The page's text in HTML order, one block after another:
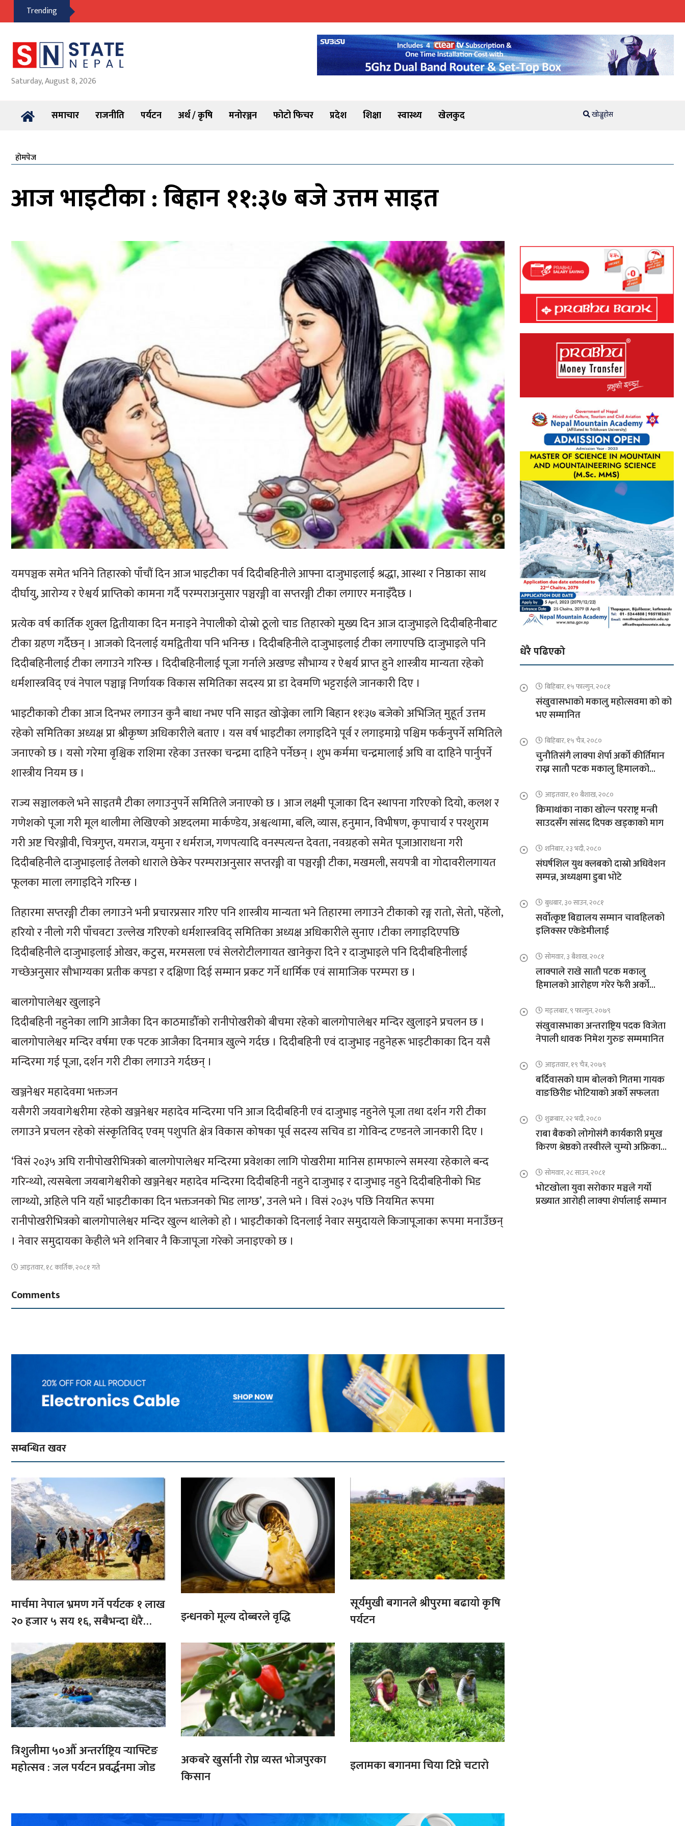
Trending
Saturday, August 8, 2026
समाचार राजनीति पर्यटन अर्थ / कृषि मनोरञ्जन फोटो फिचर प्रदेश शिक्षा स्वास्थ्य खेलकुद खोज्नुहोस
होमपेज
आज भाइटीका : बिहान ११:३७ बजे उत्तम साइत
यमपञ्चक समेत भनिने तिहारको पाँचौं दिन आज भाइटीका पर्व दिदीबहिनीले आफ्ना दाजुभाइलाई श्रद्धा, आस्था र निष्ठाका साथ
दीर्घायु, आरोग्य र ऐश्वर्य प्राप्तिको कामना गर्दै परम्पराअनुसार पञ्चरङ्गी वा सप्तरङ्गी टीका लगाएर मनाइँदैछ ।
प्रत्येक वर्ष कार्तिक शुक्ल द्वितीयाका दिन मनाइने नेपालीको दोस्रो ठूलो चाड तिहारको मुख्य दिन आज दाजुभाइले दिदीबहिनीबाट
टीका ग्रहण गर्दैछन् । आजको दिनलाई यमद्वितीया पनि भनिन्छ । दिदीबहिनीले दाजुभाइलाई टीका लगाएपछि दाजुभाइले पनि
दिदीबहिनीलाई टीका लगाउने गरिन्छ । दिदीबहिनीलाई पूजा गर्नाले अखण्ड सौभाग्य र ऐश्वर्य प्राप्त हुने शास्त्रीय मान्यता रहेको
धर्मशास्त्रविद् एवं नेपाल पञ्चाङ्ग निर्णायक विकास समितिका सदस्य प्रा डा देवमणि भट्टराईले जानकारी दिए ।
भाइटीकाको टीका आज दिनभर लगाउन कुनै बाधा नभए पनि साइत खोज्नेका लागि बिहान ११ः३७ बजेको अभिजित् मुहूर्त उत्तम
रहेको समितिका अध्यक्ष प्रा श्रीकृष्ण अधिकारीले बताए । यस वर्ष भाइटीका लगाइदिने पूर्व र लगाइमाग्ने पश्चिम फर्कनुपर्ने समितिले
जनाएको छ । यसो गरेमा वृश्चिक राशिमा रहेका उत्तरका चन्द्रमा दाहिने पर्नेछन् । शुभ कर्ममा चन्द्रमालाई अघि वा दाहिने पार्नुपर्ने
शास्त्रीय नियम छ ।
राज्य सञ्चालकले भने साइतमै टीका लगाउनुपर्ने समितिले जनाएको छ । आज लक्ष्मी पूजाका दिन स्थापना गरिएको दियो, कलश र
गणेशको पूजा गरी मूल थालीमा लेखिएको अष्टदलमा मार्कण्डेय, अश्वत्थामा, बलि, व्यास, हनुमान, विभीषण, कृपाचार्य र परशुराम
गरी अष्ट चिरञ्जीवी, चित्रगुप्त, यमराज, यमुना र धर्मराज, गणपत्यादि वनस्पत्यन्त देवता, नवग्रहको समेत पूजाआराधना गरी
दिदीबहिनीले दाजुभाइलाई तेलको धाराले छेकेर परम्पराअनुसार सप्तरङ्गी वा पञ्चरङ्गी टीका, मखमली, सयपत्री वा गोदावरीलगायत
फूलका माला लगाइदिने गरिन्छ ।
तिहारमा सप्तरङ्गी टीका लगाउने भनी प्रचारप्रसार गरिए पनि शास्त्रीय मान्यता भने तिहारमा लगाउने टीकाको रङ्ग रातो, सेतो, पहेंलो,
हरियो र नीलो गरी पाँचवटा उल्लेख गरिएको धर्मशास्त्रविद् समितिका अध्यक्ष अधिकारीले सुनाए ।टीका लगाइदिएपछि
दिदीबहिनीले दाजुभाइलाई ओखर, कटुस, मरमसला एवं सेलरोटीलगायत खानेकुरा दिने र दाजुभाइले पनि दिदीबहिनीलाई
गच्छेअनुसार सौभाग्यका प्रतीक कपडा र दक्षिणा दिई सम्मान प्रकट गर्ने धार्मिक एवं सामाजिक परम्परा छ ।
बालगोपालेश्वर खुलाइने
दिदीबहिनी नहुनेका लागि आजैका दिन काठमाडौँको रानीपोखरीको बीचमा रहेको बालगोपालेश्वर मन्दिर खुलाइने प्रचलन छ ।
बालगोपालेश्वर मन्दिर वर्षमा एक पटक आजैका दिनमात्र खुल्ने गर्दछ । दिदीबहिनी एवं दाजुभाइ नहुनेहरू भाइटीकाका दिन यसै
मन्दिरमा गई पूजा, दर्शन गरी टीका लगाउने गर्दछन् ।
खञ्जनेश्वर महादेवमा भक्तजन
यसैगरी जयवागेश्वरीमा रहेको खञ्जनेश्वर महादेव मन्दिरमा पनि आज दिदीबहिनी एवं दाजुभाइ नहुनेले पूजा तथा दर्शन गरी टीका
लगाउने प्रचलन रहेको संस्कृतिविद् एवम् पशुपति क्षेत्र विकास कोषका पूर्व सदस्य सचिव डा गोविन्द टण्डनले जानकारी दिए ।
‘विसं २०३५ अघि रानीपोखरीभित्रको बालगोपालेश्वर मन्दिरमा प्रवेशका लागि पोखरीमा मानिस हामफाल्ने समस्या रहेकाले बन्द
गरिन्थ्यो, त्यसबेला जयबागेश्वरीको खञ्जनेश्वर महादेव मन्दिरमा दिदीबहिनी नहुने दाजुभाइ र दाजुभाइ नहुने दिदीबहिनीको भिड
लाग्थ्यो, अहिले पनि यहाँ भाइटीकाका दिन भक्तजनको भिड लाग्छ’, उनले भने । विसं २०३५ पछि नियमित रूपमा
रानीपोखरीभित्रको बालगोपालेश्वर मन्दिर खुल्न थालेको हो । भाइटीकाको दिनलाई नेवार समुदायले किजापूजाका रूपमा मनाउँछन्
। नेवार समुदायका केहीले भने शनिबार नै किजापूजा गरेको जनाइएको छ ।
आइतवार, १८ कार्तिक, २०८१ गते
Comments
सम्बन्धित खवर
मार्चमा नेपाल भ्रमण गर्ने पर्यटक १ लाख
२० हजार ५ सय १६, सबैभन्दा धेरै
भारतबाट
इन्धनको मूल्य दोब्बरले वृद्धि
सूर्यमुखी बगानले श्रीपुरमा बढायो कृषि
पर्यटन
त्रिशुलीमा ५०औँ अन्तर्राष्ट्रिय र्‍याफ्टिङ
महोत्सव : जल पर्यटन प्रवर्द्धनमा जोड
अकबरे खुर्सानी रोप्न व्यस्त भोजपुरका
किसान
इलामका बगानमा चिया टिप्ने चटारो
धेरै पढिएको
बिहिबार, १५ फाल्गुन, २०८१
संखुवासभाको मकालु महोत्सवमा को को
भए सम्मानित
बिहिबार, १५ चैत्र, २०८०
चुनौतिसंगै लाक्पा शेर्पा अर्को कीर्तिमान
राख्न सातौ पटक मकालु हिमालको
आइतवार, १० बैशाख, २०८०
किमाथांका नाका खोल्न परराष्ट्र मन्त्री
साउदसँग सांसद दिपक खड्काको माग
शनिबार, २३ भदौ, २०८०
संघर्षशिल युथ क्लबको दास्रो अधिवेशन
सम्पन्न, अध्यक्षमा डुबा भोटे
बुधबार, ३० साउन, २०८१
सर्वोत्कृष्ट बिद्यालय सम्मान चावहिलको
इलिक्सर एकेडेमीलाई
सोमवार, ३ बैशाख, २०८१
लाक्पाले राखे सातौ पटक मकालु
हिमालको आरोहण गरेर फेरी अर्को
मङ्लबार, ९ फाल्गुन, २०७९
संखुवासभाका अन्तराष्ट्रिय पदक विजेता
नेपाली धावक निमेश गुरुङ सम्ममानित
आइतवार, १९ चैत्र, २०७९
बर्दिवासको घाम बोलको गितमा गायक
वाङछिरीङ भोटियाको अर्को सफलता
शुक्रबार, २२ भदौ, २०८०
राबा बैकको लोगोसंगै कार्यकारी प्रमुख
किरण श्रेष्ठको तस्वीरले चुम्यो अफ्रिकाको
सोमवार, २८ साउन, २०८१
भोटखोला युवा सरोकार मञ्चले गर्यो
प्रख्यात आरोही लाक्पा शेर्पालाई सम्मान